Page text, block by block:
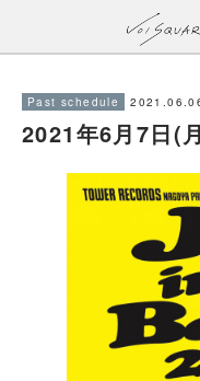
Past schedule
2021年6月7日(